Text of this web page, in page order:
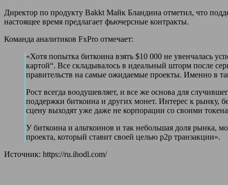
Директор по продукту Bakkt Майк Бландина отметил, что
настоящее время предлагает фьючерсные контракты.
Команда аналитиков FxPro отмечает:
«Хотя попытка биткоина взять $10 000 не увенчалась
картой“. Все складывалось в идеальный шторм после
правительств на самые ожидаемые проекты. Именно в
Рост всегда воодушевляет, и все же основа для
поддержки биткоина и других монет. Интерес к рынку,
сцену выходят уже даже не корпорации со своими
У биткоина и альткоинов и так небольшая доля рынка,
проекта, который ставит своей целью p2p транзакции».
Источник: https://ru.ihodl.com/